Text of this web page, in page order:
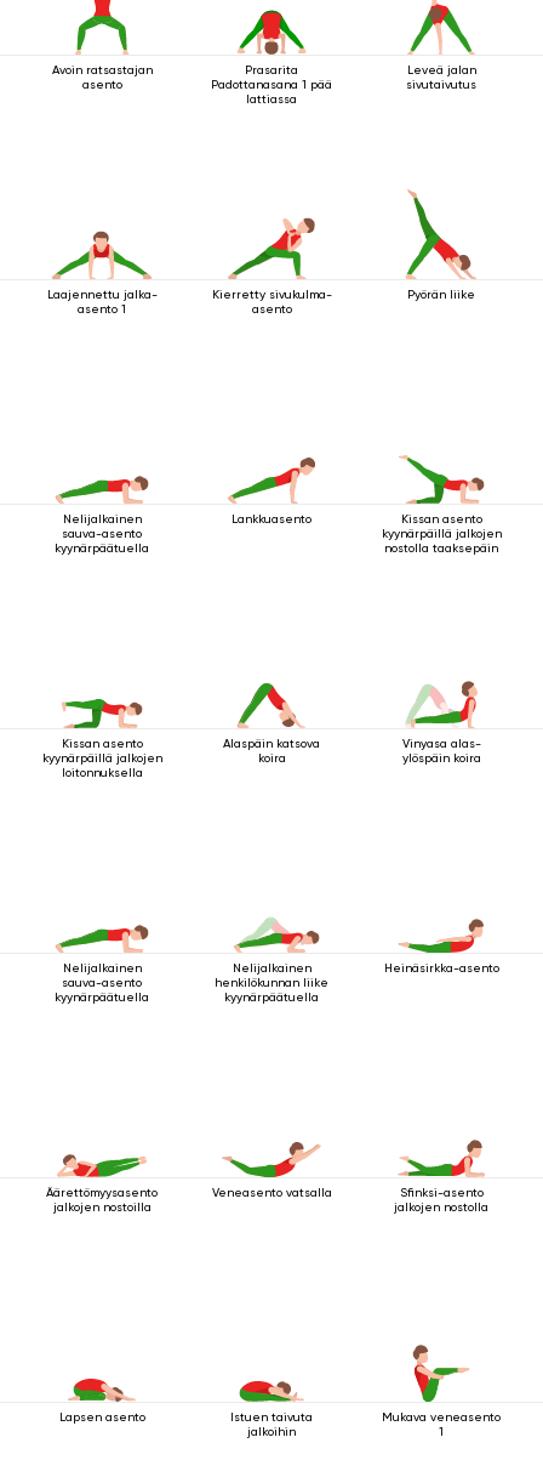
Avoin ratsastajan
asento
Prasarita
Padottanasana 1 pää
lattiassa
Leveä jalan
sivutaivutus
Laajennettu jalka-
asento 1
Kierretty sivukulma-
asento
Pyörän liike
Nelijalkainen
sauva-asento
kyynärpäätuella
Lankkuasento
Kissan asento
kyynärpäillä jalkojen
nostolla taaksepäin
Kissan asento
kyynärpäillä jalkojen
loitonnuksella
Alaspäin katsova
koira
Vinyasa alas-
ylöspäin koira
Nelijalkainen
sauva-asento
kyynärpäätuella
Nelijalkainen
henkilökunnan liike
kyynärpäätuella
Heinäsirkka-asento
Äärettömyysasento
jalkojen nostoilla
Veneasento vatsalla
Sfinksi-asento
jalkojen nostolla
Lapsen asento
Istuen taivuta
jalkoihin
Mukava veneasento
1